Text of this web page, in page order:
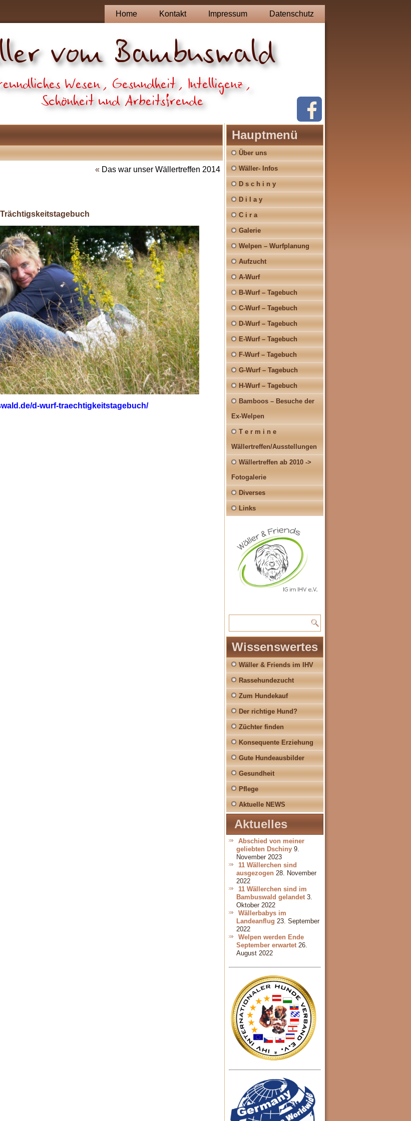
Home Kontakt Impressum Datenschutz
« Das war unser Wällertreffen 2014
Trächtigskeitstagebuch
d-wurf-traechtigkeitstagebuch/
Hauptmenü
Über uns
Wäller- Infos
D s c h i n y
D i l a y
C i r a
Galerie
Welpen – Wurfplanung
Aufzucht
A-Wurf
B-Wurf – Tagebuch
C-Wurf – Tagebuch
D-Wurf – Tagebuch
E-Wurf – Tagebuch
F-Wurf – Tagebuch
G-Wurf – Tagebuch
H-Wurf – Tagebuch
Bamboos – Besuche der
Ex-Welpen
T e r m i n e
Wällertreffen/Ausstellungen
Wällertreffen ab 2010 ->
Fotogalerie
Diverses
Links
Wissenswertes
Wäller & Friends im IHV
Rassehundezucht
Zum Hundekauf
Der richtige Hund?
Züchter finden
Konsequente Erziehung
Gute Hundeausbilder
Gesundheit
Pflege
Aktuelle NEWS
Aktuelles
Abschied von meiner
geliebten Dschiny 9.
November 2023
11 Wällerchen sind
ausgezogen 28. November
2022
11 Wällerchen sind im
Bambuswald gelandet 3.
Oktober 2022
Wällerbabys im
Landeanflug 23. September
2022
Welpen werden Ende
September erwartet 26.
August 2022